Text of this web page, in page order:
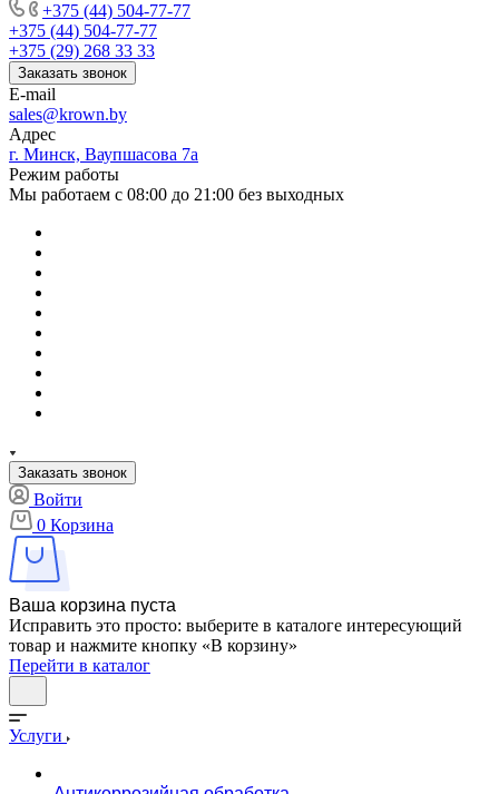
+375 (44) 504-77-77
+375 (44) 504-77-77
+375 (29) 268 33 33
Заказать звонок
E-mail
sales@krown.by
Адрес
г. Минск, Ваупшасова 7а
Режим работы
Мы работаем с 08:00 до 21:00 без выходных
Заказать звонок
Войти
0 Корзина
Ваша корзина пуста
Исправить это просто: выберите в каталоге интересующий
товар и нажмите кнопку «В корзину»
Перейти в каталог
Услуги